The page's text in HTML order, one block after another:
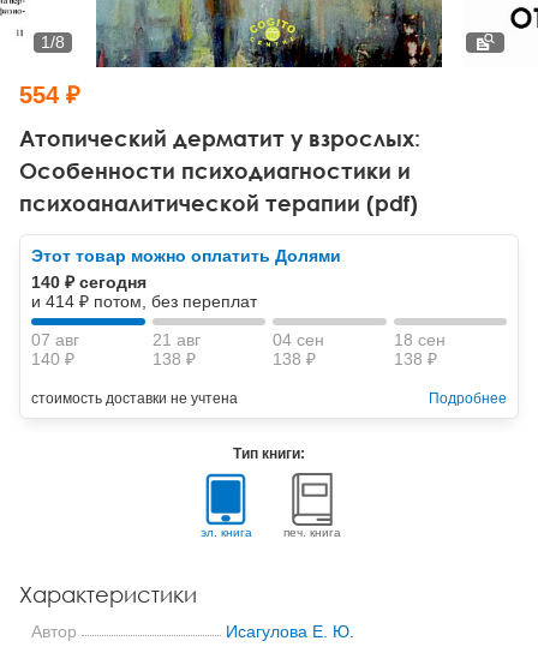
Тревожные расстройства, панические атаки
Психодрама
Другие направления психотерапии
Классический, эриксоновский гипноз и НЛП
НЛП
Психология труда и эргономика
Социальная психология
Социальная и организационная психология
Классический и юнгианский психоанализ
Атопический дерматит у взрослых:
Особенности психодиагностики и
психоаналитической терапии (pdf)
1/8
554 ₽
Этот товар можно оплатить Долями
140 ₽ сегодня
и 414 ₽ потом, без переплат
07 авг
140 ₽
21 авг
138 ₽
04 сен
138 ₽
18 сен
138 ₽
стоимость доставки не учтена Подробнее
Тип книги:
эл. книга печ. книга
Характеристики
Автор
Исагулова Е. Ю.